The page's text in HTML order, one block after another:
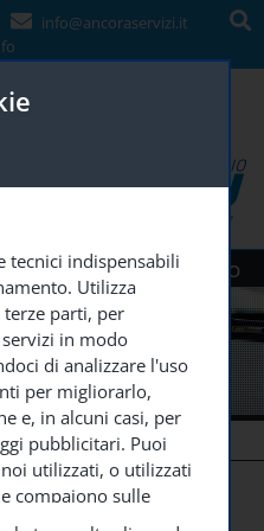
Siti Gruppo
info@ancoraservizi.it
CONTROLLATI
tecnici indispensabili
Utilizza
parti, per
in modo
di analizzare l'uso
per migliorarlo,
e, in alcuni casi, per
pubblicitari. Puoi
utilizzati, o utilizzati
compaiono sulle
il pulsante